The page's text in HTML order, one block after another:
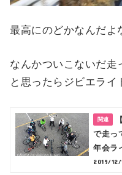
最高にのどかなんだよ
なんかついこないだ走
と思ったらジビエライ
で走っ
年会ラ
2019/12/